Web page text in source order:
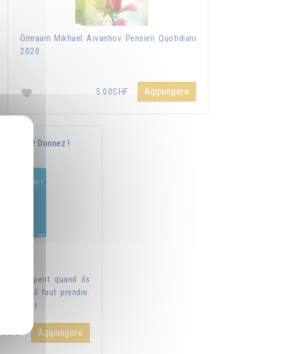
Omraam Mikhaël Aïvanhov Pensieri Quotidiani
2020
5.00CHF Aggiungere
enrichir ? Donnez !
trompent quand ils
il faut prendre.
donner.
Aggiungere